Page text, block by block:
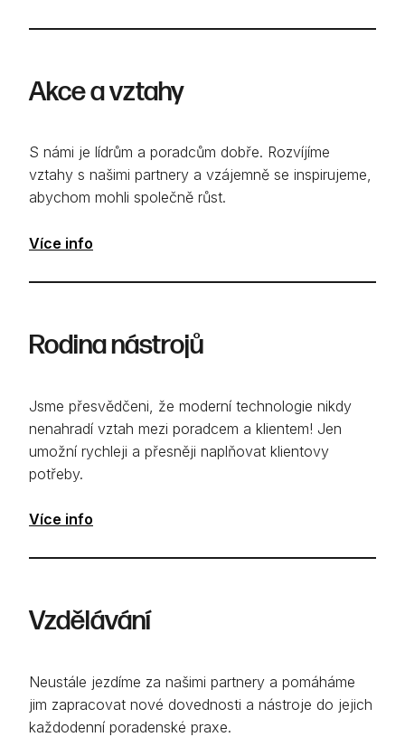
Akce a vztahy
S námi je lídrům a poradcům dobře. Rozvíjíme
vztahy s našimi partnery a vzájemně se inspirujeme,
abychom mohli společně růst.
Více info
Rodina nástrojů
Jsme přesvědčeni, že moderní technologie nikdy
nenahradí vztah mezi poradcem a klientem! Jen
umožní rychleji a přesněji naplňovat klientovy
potřeby.
Více info
Vzdělávání
Neustále jezdíme za našimi partnery a pomáháme
jim zapracovat nové dovednosti a nástroje do jejich
každodenní poradenské praxe.